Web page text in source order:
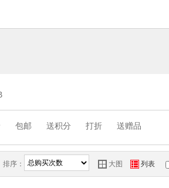
包邮 送积分 打折 送赠品
排序： Y 大图 Z 列表